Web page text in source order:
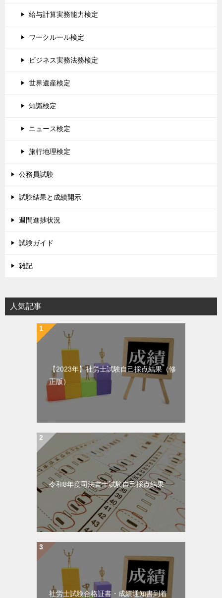
給与計算実務能力検定
ワークルール検定
ビジネス実務法務検定
世界遺産検定
知識検定
ニュース検定
旅行地理検定
公務員試験
試験結果と成績開示
週間進捗状況
試験ガイド
雑記
人気記事
【2023年】社労士試験自己採点結果（修
正版）
令和8年度司法書士試験自己採点結果
社労士試験合格証書・成績通知書到着